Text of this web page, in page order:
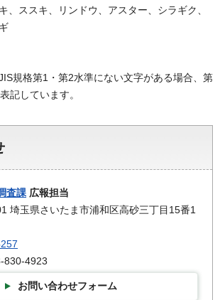
、ススキ、リンドウ、アスター、シラギク、
規格第1・第2水準にない文字がある場合、第
記しています。
査課 広報担当
埼玉県さいたま市浦和区高砂三丁目15番1
830-4923
お問い合わせフォーム